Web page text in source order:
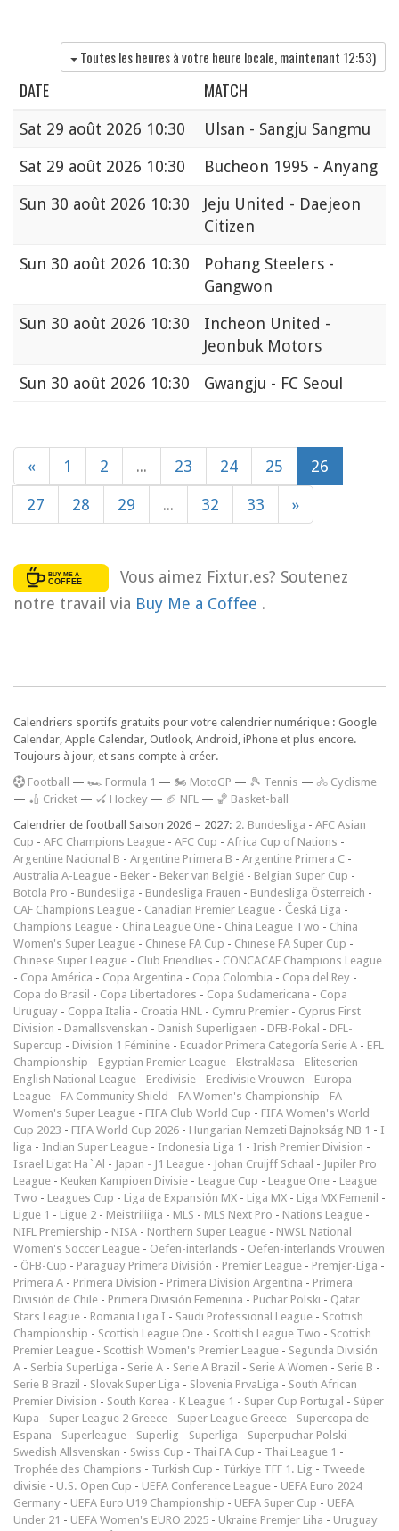
Toutes les heures à votre heure locale, maintenant 12:53)
DATE MATCH
Sat 29 août 2026 10:30
Ulsan - Sangju Sangmu
Sat 29 août 2026 10:30
Bucheon 1995 - Anyang
Sun 30 août 2026 10:30
Jeju United - Daejeon
Citizen
Sun 30 août 2026 10:30
Pohang Steelers -
Gangwon
Sun 30 août 2026 10:30
Incheon United -
Jeonbuk Motors
Sun 30 août 2026 10:30 Gwangju - FC Seoul
« 1 2 ... 23 24 25 26
27 28 29 ... 32 33 »
Vous aimez Fixtur.es? Soutenez
notre travail via Buy Me a Coffee .
Calendriers sportifs gratuits pour votre calendrier numérique : Google
Calendar, Apple Calendar, Outlook, Android, iPhone et plus encore.
Toujours à jour, et sans compte à créer.
Football — 🏎️ Formula 1 — 🏍 MotoGP — 🎾 Tennis — 🚴 Cyclisme
— 🏏 Cricket — 🏑 Hockey — 🏈 NFL — 🏀 Basket-ball
Calendrier de football Saison 2026 – 2027: 2. Bundesliga - AFC Asian
Cup - AFC Champions League - AFC Cup - Africa Cup of Nations -
Argentine Nacional B - Argentine Primera B - Argentine Primera C -
Australia A-League - Beker - Beker van België - Belgian Super Cup -
Botola Pro - Bundesliga - Bundesliga Frauen - Bundesliga Österreich -
CAF Champions League - Canadian Premier League - Česká Liga -
Champions League - China League One - China League Two - China
Women's Super League - Chinese FA Cup - Chinese FA Super Cup -
Chinese Super League - Club Friendlies - CONCACAF Champions League
- Copa América - Copa Argentina - Copa Colombia - Copa del Rey -
Copa do Brasil - Copa Libertadores - Copa Sudamericana - Copa
Uruguay - Coppa Italia - Croatia HNL - Cymru Premier - Cyprus First
Division - Damallsvenskan - Danish Superligaen - DFB-Pokal - DFL-
Supercup - Division 1 Féminine - Ecuador Primera Categoría Serie A - EFL
Championship - Egyptian Premier League - Ekstraklasa - Eliteserien -
English National League - Eredivisie - Eredivisie Vrouwen - Europa
League - FA Community Shield - FA Women's Championship - FA
Women's Super League - FIFA Club World Cup - FIFA Women's World
Cup 2023 - FIFA World Cup 2026 - Hungarian Nemzeti Bajnokság NB 1 - I
liga - Indian Super League - Indonesia Liga 1 - Irish Premier Division -
Israel Ligat Ha`Al - Japan - J1 League - Johan Cruijff Schaal - Jupiler Pro
League - Keuken Kampioen Divisie - League Cup - League One - League
Two - Leagues Cup - Liga de Expansión MX - Liga MX - Liga MX Femenil -
Ligue 1 - Ligue 2 - Meistriliiga - MLS - MLS Next Pro - Nations League -
NIFL Premiership - NISA - Northern Super League - NWSL National
Women's Soccer League - Oefen-interlands - Oefen-interlands Vrouwen
- ÖFB-Cup - Paraguay Primera División - Premier League - Premjer-Liga -
Primera A - Primera Division - Primera Division Argentina - Primera
División de Chile - Primera División Femenina - Puchar Polski - Qatar
Stars League - Romania Liga I - Saudi Professional League - Scottish
Championship - Scottish League One - Scottish League Two - Scottish
Premier League - Scottish Women's Premier League - Segunda División
A - Serbia SuperLiga - Serie A - Serie A Brazil - Serie A Women - Serie B -
Serie B Brazil - Slovak Super Liga - Slovenia PrvaLiga - South African
Premier Division - South Korea - K League 1 - Super Cup Portugal - Süper
Kupa - Super League 2 Greece - Super League Greece - Supercopa de
Espana - Superleague - Superlig - Superliga - Superpuchar Polski -
Swedish Allsvenskan - Swiss Cup - Thai FA Cup - Thai League 1 -
Trophée des Champions - Turkish Cup - Türkiye TFF 1. Lig - Tweede
divisie - U.S. Open Cup - UEFA Conference League - UEFA Euro 2024
Germany - UEFA Euro U19 Championship - UEFA Super Cup - UEFA
Under 21 - UEFA Women's EURO 2025 - Ukraine Premjer Liha - Uruguay